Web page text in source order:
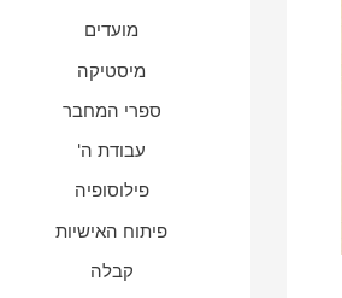
מועדים
מיסטיקה
ספרי המחבר
עבודת ה'
פילוסופיה
פיתוח האישיות
קבלה